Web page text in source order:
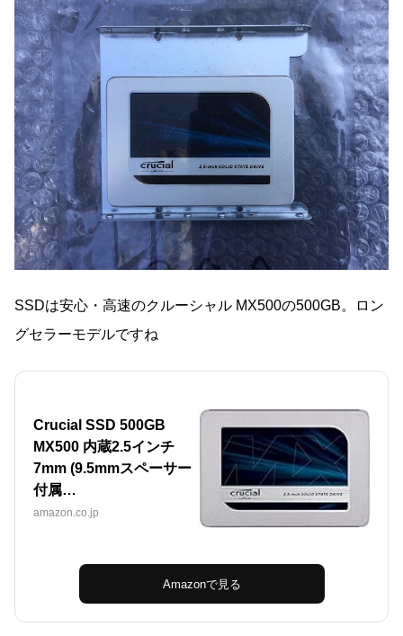
SSDは安心・高速のクルーシャル MX500の500GB。ロン
グセラーモデルですね
Crucial SSD 500GB
MX500 内蔵2.5インチ
7mm (9.5mmスペーサー
付属…
amazon.co.jp
Amazonで見る